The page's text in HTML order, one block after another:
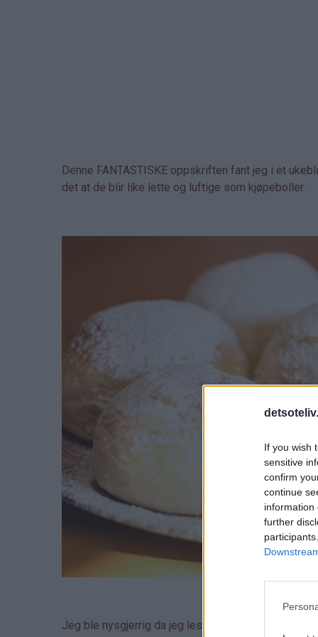
If you wish
sensitive
confirm
continue
information
further
Denne FANTASTISKE oppskriften fant jeg i et
det at de blir like lette og luftige som kjøpeboller.
Jeg ble nysgjerrig da jeg leste oppskriften, for